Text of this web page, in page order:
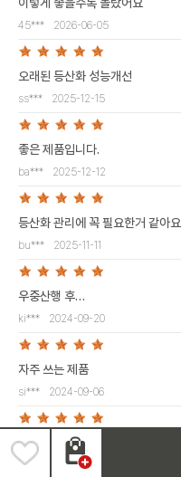
45*** 2026-06-05
오래된 등산화 성능개선
ss*** 2025-12-15
좋은 제품입니다.
ba*** 2025-12-12
등산화 관리에 꼭 필요한거 같아요
bu*** 2025-11-11
우중산행 후…
ki*** 2024-09-20
자주 쓰는 제품
si*** 2024-09-06
gg*** 2024-06-04